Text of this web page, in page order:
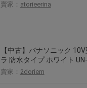
賣家： atorieerina
【中古】パナソニック
ラ 防水タイプ ホワイト
賣家： 2doriem